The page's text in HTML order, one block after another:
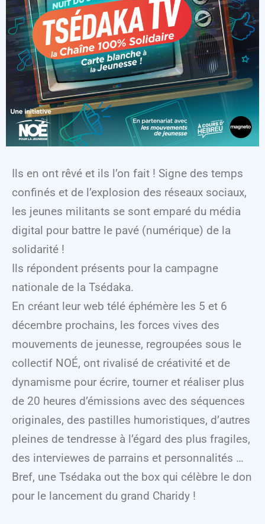
Ils en ont rêvé et ils l’on fait ! Signe des temps
confinés et de l’explosion des réseaux sociaux,
les jeunes militants se sont emparé du média
digital pour battre le pavé (numérique) de la
solidarité !
Ils répondent présents pour la campagne
nationale de la Tsédaka.
En créant leur web télé éphémère les 5 et 6
décembre prochains, les forces vives des
mouvements de jeunesse, regroupées sous le
collectif NOÉ, ont rivalisé de créativité et de
dynamisme pour écrire, tourner et réaliser plus
de 20 heures d’émissions avec des séquences
originales, des pastilles humoristiques, d’autres
pleines de tendresse à l’égard des plus fragiles,
des interviewes de parrains et personnalités …
Bref, une Tsédaka out the box qui célèbre le don
pour le lancement du grand Charidy !